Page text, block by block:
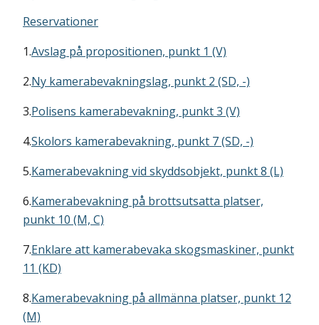
Reservationer
1.Avslag på propositionen, punkt 1 (V)
2.Ny kamerabevakningslag, punkt 2 (SD, -)
3.Polisens kamerabevakning, punkt 3 (V)
4.Skolors kamerabevakning, punkt 7 (SD, -)
5.Kamerabevakning vid skyddsobjekt, punkt 8 (L)
6.Kamerabevakning på brottsutsatta platser,
punkt 10 (M, C)
7.Enklare att kamerabevaka skogsmaskiner, punkt
11 (KD)
8.Kamerabevakning på allmänna platser, punkt 12
(M)